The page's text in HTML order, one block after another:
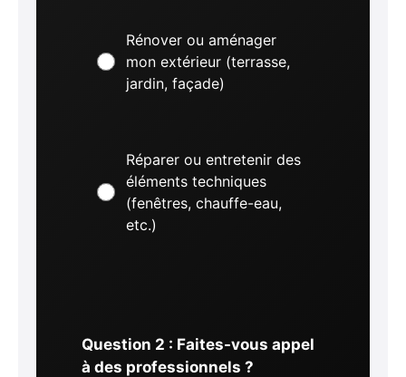
Rénover ou aménager
mon extérieur (terrasse,
jardin, façade)
Réparer ou entretenir des
éléments techniques
(fenêtres, chauffe-eau,
etc.)
Question 2 : Faites-vous appel
à des professionnels ?